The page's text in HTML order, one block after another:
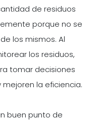
de residuos
porque no se
los mismos. Al
los residuos,
tomar decisiones
la eficiencia.
buen punto de